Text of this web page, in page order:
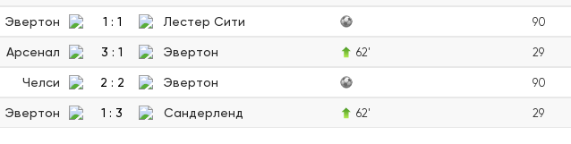
Эвертон 1 : 1 Лестер Сити 90
Арсенал 3 : 1 Эвертон 62' 29
Челси 2 : 2 Эвертон 90
Эвертон 1 : 3 Сандерленд 62' 29